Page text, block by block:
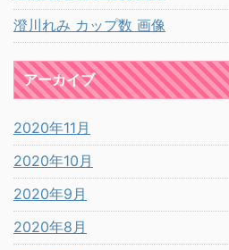
澄川れみ カップ数 画像
アーカイブ
2020年11月
2020年10月
2020年9月
2020年8月